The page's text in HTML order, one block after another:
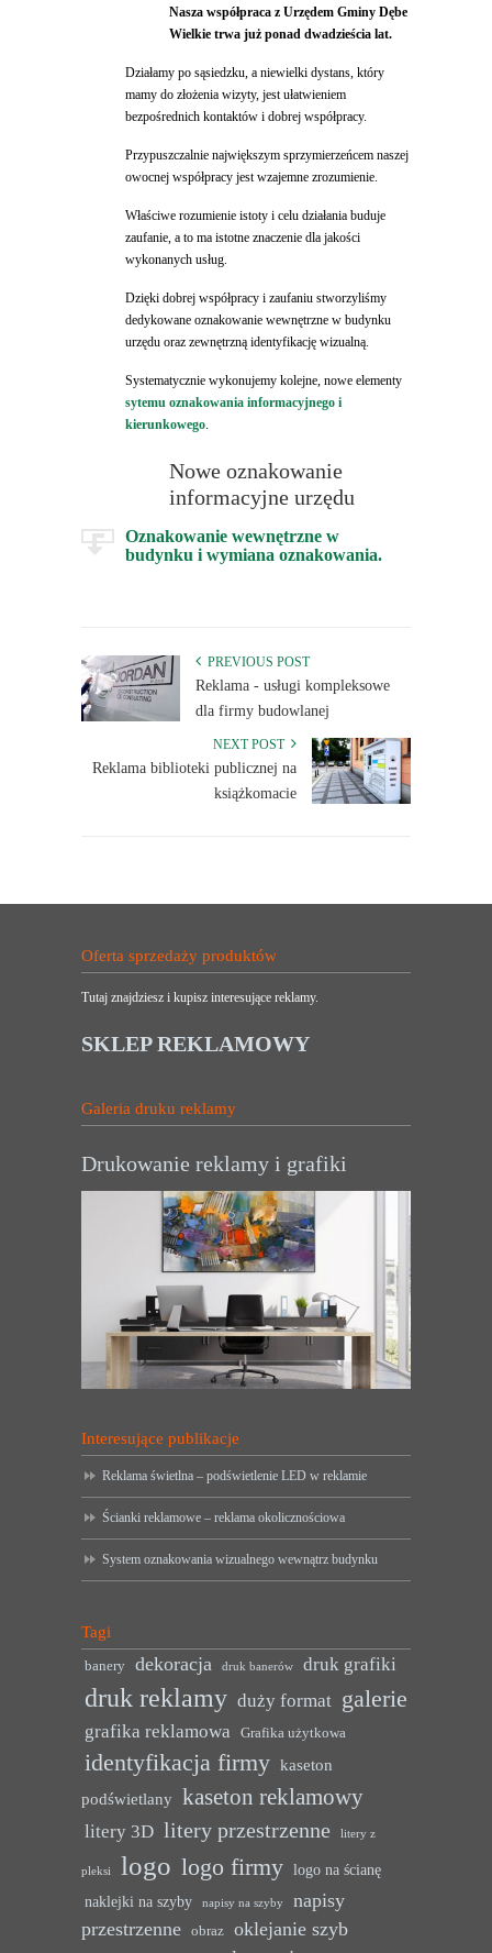
Nasza współpraca z Urzędem Gminy Dębe
Wielkie trwa już ponad dwadzieścia lat.
Działamy po sąsiedzku, a niewielki dystans, który
mamy do złożenia wizyty, jest ułatwieniem
bezpośrednich kontaktów i dobrej współpracy.
Przypuszczalnie największym sprzymierzeńcem naszej
owocnej współpracy jest wzajemne zrozumienie.
Właściwe rozumienie istoty i celu działania buduje
zaufanie, a to ma istotne znaczenie dla jakości
wykonanych usług.
Dzięki dobrej współpracy i zaufaniu stworzyliśmy
dedykowane oznakowanie wewnętrzne w budynku
urzędu oraz zewnętrzną identyfikację wizualną.
Systematycznie wykonujemy kolejne, nowe elementy
sytemu oznakowania informacyjnego i
kierunkowego.
Nowe oznakowanie
informacyjne urzędu
Oznakowanie wewnętrzne w
budynku i wymiana oznakowania.
PREVIOUS POST
Reklama - usługi kompleksowe
dla firmy budowlanej
NEXT POST
Reklama biblioteki publicznej na
książkomacie
Oferta sprzedaży produktów
Tutaj znajdziesz i kupisz interesujące reklamy.
SKLEP REKLAMOWY
Galeria druku reklamy
Drukowanie reklamy i grafiki
Interesujące publikacje
Reklama świetlna – podświetlenie LED w reklamie
Ścianki reklamowe – reklama okolicznościowa
System oznakowania wizualnego wewnątrz budynku
Tagi
banery dekoracja druk banerów druk grafiki
druk reklamy duży format galerie
grafika reklamowa Grafika użytkowa
identyfikacja firmy kaseton
podświetlany kaseton reklamowy
litery 3D litery przestrzenne litery z
pleksi logo logo firmy logo na ścianę
naklejki na szyby
napisy na szyby
napisy
przestrzenne
obraz oklejanie szyb